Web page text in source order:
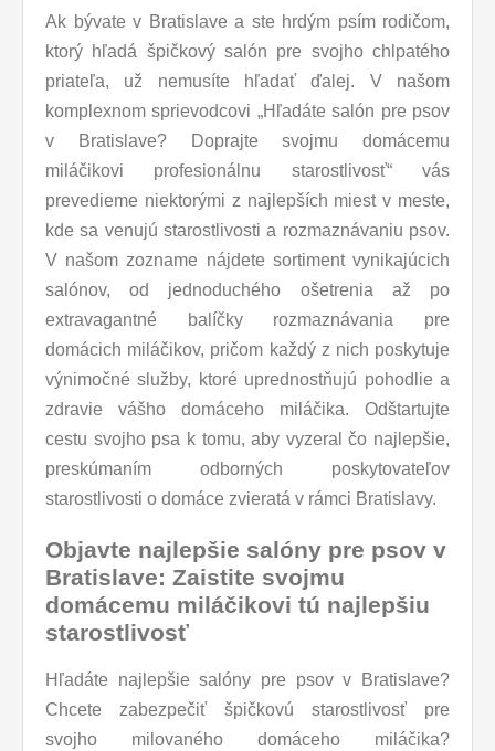
Ak bývate v Bratislave a ste hrdým psím rodičom,
ktorý hľadá špičkový salón pre svojho chlpatého
priateľa, už nemusíte hľadať ďalej. V našom
komplexnom sprievodcovi „Hľadáte salón pre psov
v Bratislave? Doprajte svojmu domácemu
miláčikovi profesionálnu starostlivosť“ vás
prevedieme niektorými z najlepších miest v meste,
kde sa venujú starostlivosti a rozmaznávaniu psov.
V našom zozname nájdete sortiment vynikajúcich
salónov, od jednoduchého ošetrenia až po
extravagantné balíčky rozmaznávania pre
domácich miláčikov, pričom každý z nich poskytuje
výnimočné služby, ktoré uprednostňujú pohodlie a
zdravie vášho domáceho miláčika. Odštartujte
cestu svojho psa k tomu, aby vyzeral čo najlepšie,
preskúmaním odborných poskytovateľov
starostlivosti o domáce zvieratá v rámci Bratislavy.
Objavte najlepšie salóny pre psov v
Bratislave: Zaistite svojmu
domácemu miláčikovi tú najlepšiu
starostlivosť
Hľadáte najlepšie salóny pre psov v Bratislave?
Chcete zabezpečiť špičkovú starostlivosť pre
svojho milovaného domáceho miláčika?